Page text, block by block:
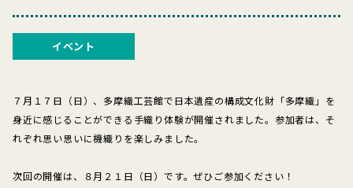
イベント
７月１７日（日）、多摩織工芸館で日本遺産の構成文化財「多摩織」を
身近に感じることができる手織り体験が開催されました。参加者は、そ
れぞれ思い思いに機織りを楽しみました。
次回の開催は、８月２１日（日）です。ぜひご参加ください！